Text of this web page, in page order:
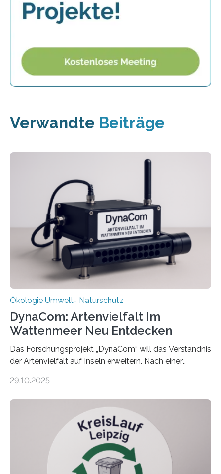
Verwandte Beiträge
Ökologie Umwelt- Naturschutz
DynaCom: Artenvielfalt Im
Wattenmeer Neu Entdecken
Das Forschungsprojekt „DynaCom“ will das Verständnis
der Artenvielfalt auf Inseln erweitern. Nach einer
Beobachtungen im Wattenmeer ist nun eine große
Oldenburg befassen sich insbesondere damit, wie ein
Ökosystem gedeiht – und wie sich dieser Prozess
verlässlich prognostizieren lässt. Grünes Licht für
„DynaCom“: Die Deutsche Forschungsgemeinschaft
(DFG) fördert das Anfang 2019 gestartete
Forschungsprojekt an der Universität Oldenburg für
29.10.2025